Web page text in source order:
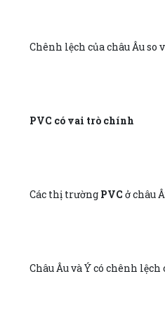
Chênh lệch của châu Âu
PVC có vai trò chính
Các thị trường PVC ở châu
Châu Âu và Ý có chênh